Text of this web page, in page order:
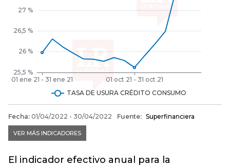
El indicador efectivo anual para la